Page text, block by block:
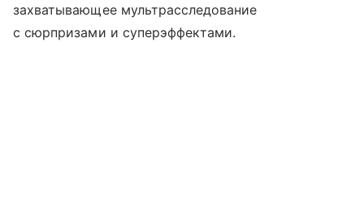
захватывающее мультрасследование
с сюрпризами и суперэффектами.